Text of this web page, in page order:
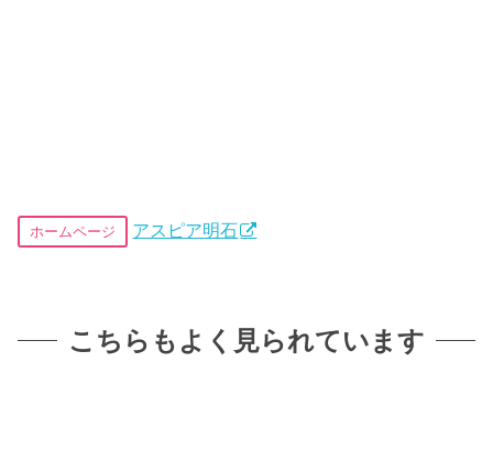
ホームページ アスピア明石
こちらもよく見られています